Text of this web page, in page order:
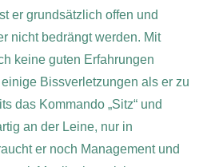
er grundsätzlich offen und
nicht bedrängt werden. Mit
keine guten Erfahrungen
Bissverletzungen als er zu
das Kommando „Sitz“ und
an der Leine, nur in
er noch Management und